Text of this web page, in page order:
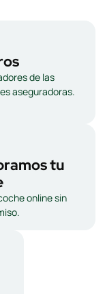
de las
aseguradoras.
tu
online sin